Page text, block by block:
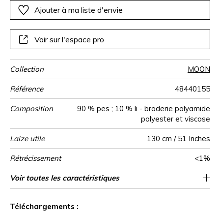
un joli jeu de matières et de lumières. « SOLSTICE » affiche
une subtile élégance contemporaine.
Ajouter à ma liste d'envie
Voir sur l'espace pro
Collection MOON
Référence 48440155
Composition
90 % pes ; 10 % li - broderie polyamide
polyester et viscose
Laize utile 130 cm / 51 Inches
Rétrécissement <1%
Raccord Raccord droit
Sens De large
Poids g/m² 400
Usage
Entretien
Pays d'origine Inde
Rapport
Horizontal
26 cm / 10 Inches
Rapport
Vertical
39 cm / 15 Inches
Voir toutes les caractéristiques
Téléchargements :